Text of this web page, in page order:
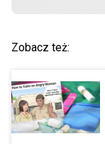
Zobacz też: